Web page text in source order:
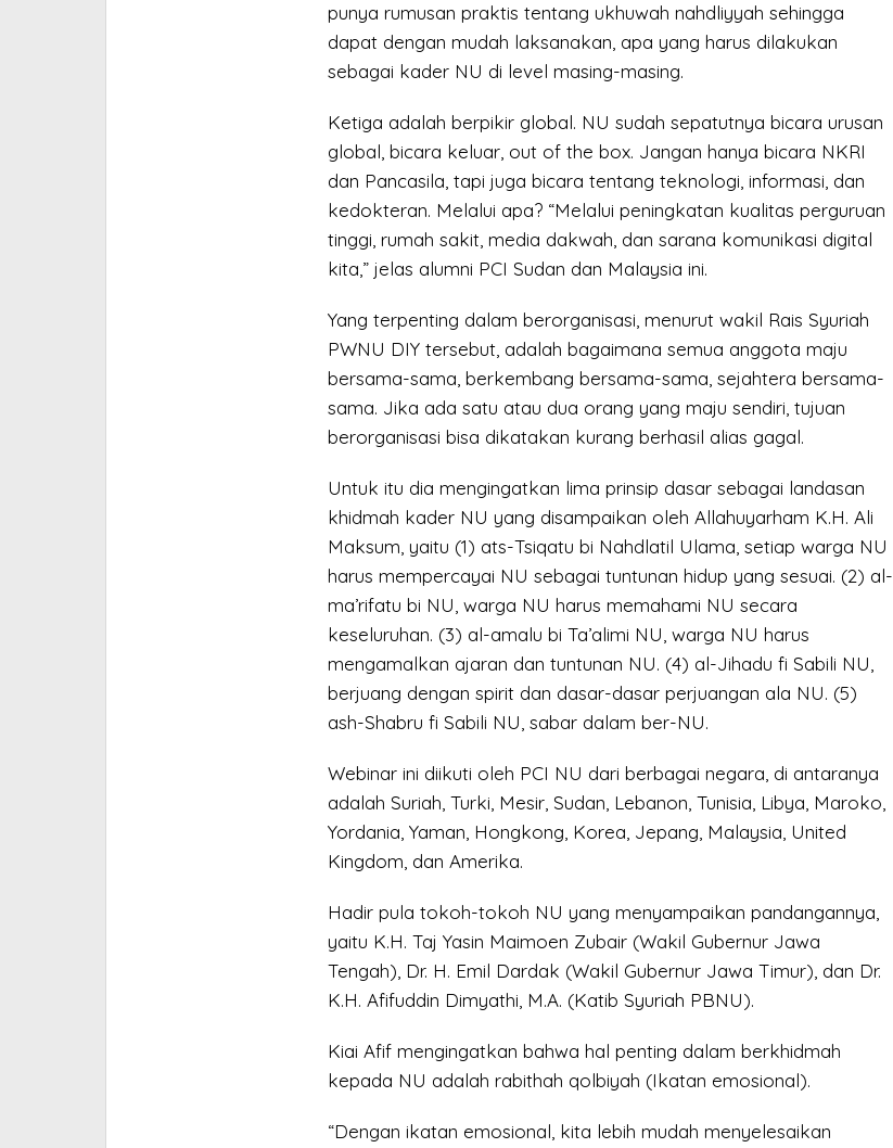
punya rumusan praktis tentang ukhuwah nahdliyyah sehingga
dapat dengan mudah laksanakan, apa yang harus dilakukan
sebagai kader NU di level masing-masing.
Ketiga adalah berpikir global. NU sudah sepatutnya bicara urusan
global, bicara keluar, out of the box. Jangan hanya bicara NKRI
dan Pancasila, tapi juga bicara tentang teknologi, informasi, dan
kedokteran. Melalui apa? “Melalui peningkatan kualitas perguruan
tinggi, rumah sakit, media dakwah, dan sarana komunikasi digital
kita,” jelas alumni PCI Sudan dan Malaysia ini.
Yang terpenting dalam berorganisasi, menurut wakil Rais Syuriah
PWNU DIY tersebut, adalah bagaimana semua anggota maju
bersama-sama, berkembang bersama-sama, sejahtera bersama-
sama. Jika ada satu atau dua orang yang maju sendiri, tujuan
berorganisasi bisa dikatakan kurang berhasil alias gagal.
Untuk itu dia mengingatkan lima prinsip dasar sebagai landasan
khidmah kader NU yang disampaikan oleh Allahuyarham K.H. Ali
Maksum, yaitu (1) ats-Tsiqatu bi Nahdlatil Ulama, setiap warga NU
harus mempercayai NU sebagai tuntunan hidup yang sesuai. (2) al-
ma’rifatu bi NU, warga NU harus memahami NU secara
keseluruhan. (3) al-amalu bi Ta’alimi NU, warga NU harus
mengamalkan ajaran dan tuntunan NU. (4) al-Jihadu fi Sabili NU,
berjuang dengan spirit dan dasar-dasar perjuangan ala NU. (5)
ash-Shabru fi Sabili NU, sabar dalam ber-NU.
Webinar ini diikuti oleh PCI NU dari berbagai negara, di antaranya
adalah Suriah, Turki, Mesir, Sudan, Lebanon, Tunisia, Libya, Maroko,
Yordania, Yaman, Hongkong, Korea, Jepang, Malaysia, United
Kingdom, dan Amerika.
Hadir pula tokoh-tokoh NU yang menyampaikan pandangannya,
yaitu K.H. Taj Yasin Maimoen Zubair (Wakil Gubernur Jawa
Tengah), Dr. H. Emil Dardak (Wakil Gubernur Jawa Timur), dan Dr.
K.H. Afifuddin Dimyathi, M.A. (Katib Syuriah PBNU).
Kiai Afif mengingatkan bahwa hal penting dalam berkhidmah
kepada NU adalah rabithah qolbiyah (Ikatan emosional).
“Dengan ikatan emosional, kita lebih mudah menyelesaikan